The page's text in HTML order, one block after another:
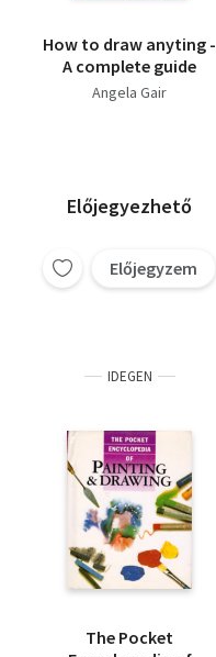
How to draw anyting -
A complete guide
Angela Gair
Előjegyezhető
Előjegyzem
IDEGEN
The Pocket